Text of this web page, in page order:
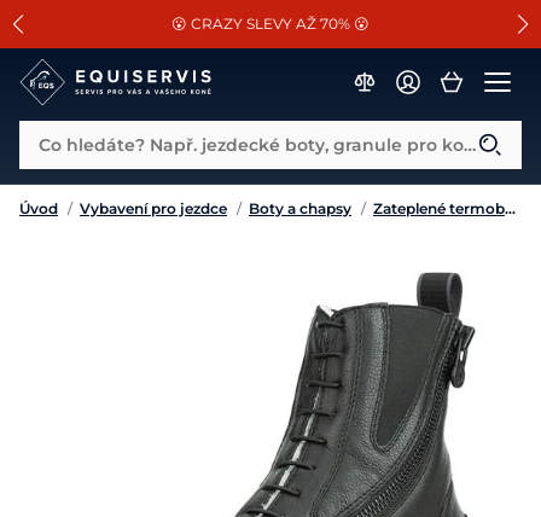
SLEVA 13% na vše od Cassini!
😮 CRAZY SLEVY AŽ 70% 😮
📐Pasování a doplňky k vybraným sedlům ZDARMA 🐴
Co hledáte? Např. jezdecké boty, granule pro koně...
Úvod / Vybavení pro jezdce / Boty a chapsy / Zateplené termoboty